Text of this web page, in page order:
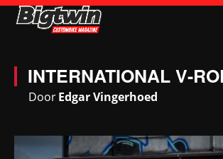
INTERNATIONAL V-
DoorEdgar Vingerhoed